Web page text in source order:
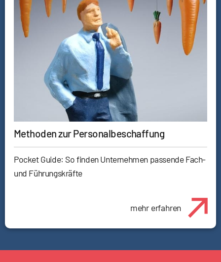
Methoden zur Personalbeschaffung
Pocket Guide: So finden Unternehmen passende Fach-
und Führungskräfte
mehr erfahren